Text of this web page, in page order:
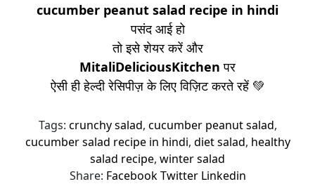
cucumber peanut salad recipe in hindi
पसंद आई हो
तो इसे शेयर करें और
MitaliDeliciousKitchen पर
ऐसी ही हेल्दी रेसिपीज़ के लिए विज़िट करते रहें 💚
Tags: crunchy salad, cucumber peanut salad,
cucumber salad recipe in hindi, diet salad, healthy
salad recipe, winter salad
Share: Facebook Twitter Linkedin